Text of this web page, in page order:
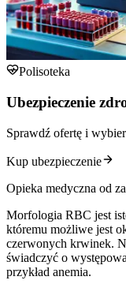
Polisoteka
Ubezpieczenie
Sprawdź ofertę i
Kup ubezpieczenie
Opieka medyczna od
Morfologia RBC jest
któremu możliwe jest
czerwonych krwinek.
świadczyć o
przykład anemia.